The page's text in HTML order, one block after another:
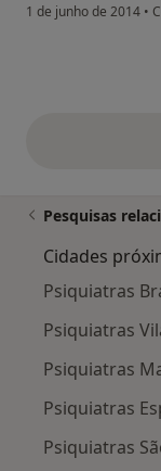
1 de junho de 2014 •
Pesquisas
Cidades
Psiquiatras
Psiquiatras
Psiquiatras
Psiquiatras
Psiquiatras